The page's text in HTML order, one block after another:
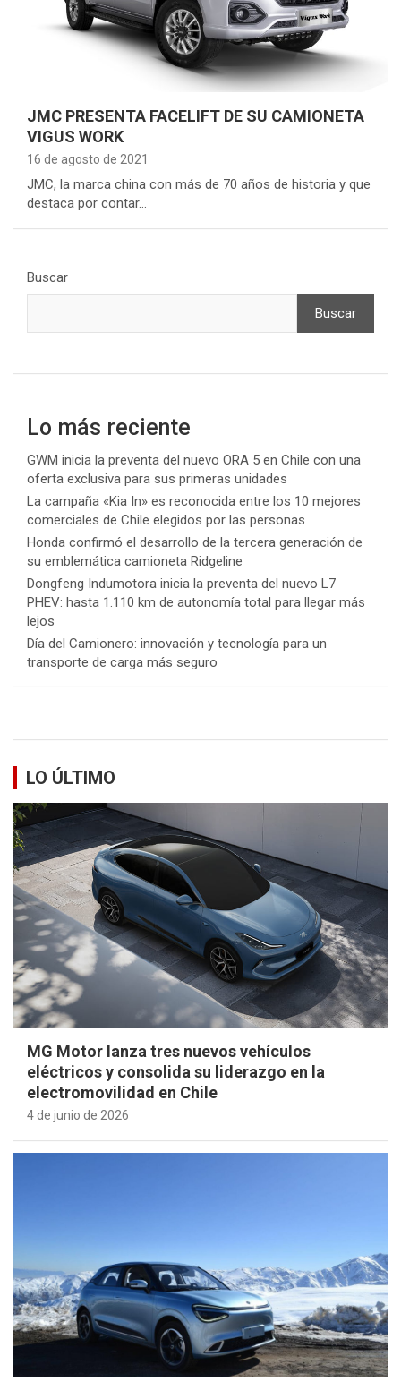
JMC PRESENTA FACELIFT DE SU CAMIONETA
VIGUS WORK
16 de agosto de 2021
JMC, la marca china con más de 70 años de historia y que
destaca por contar…
Buscar
Buscar
Lo más reciente
GWM inicia la preventa del nuevo ORA 5 en Chile con una
oferta exclusiva para sus primeras unidades
La campaña «Kia In» es reconocida entre los 10 mejores
comerciales de Chile elegidos por las personas
Honda confirmó el desarrollo de la tercera generación de
su emblemática camioneta Ridgeline
Dongfeng Indumotora inicia la preventa del nuevo L7
PHEV: hasta 1.110 km de autonomía total para llegar más
lejos
Día del Camionero: innovación y tecnología para un
transporte de carga más seguro
LO ÚLTIMO
MG Motor lanza tres nuevos vehículos
eléctricos y consolida su liderazgo en la
electromovilidad en Chile
4 de junio de 2026